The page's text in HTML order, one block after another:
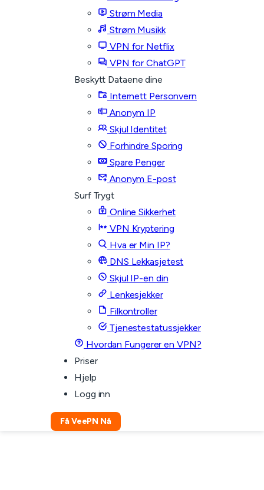
Strøm Media
Strøm Musikk
VPN for Netflix
VPN for ChatGPT
Beskytt Dataene dine
Internett Personvern
Anonym IP
Skjul Identitet
Forhindre Sporing
Spare Penger
Anonym E-post
Surf Trygt
Online Sikkerhet
VPN Kryptering
Hva er Min IP?
DNS Lekkasjetest
Skjul IP-en din
Lenkesjekker
Filkontroller
Tjenestestatussjekker
Hvordan Fungerer en VPN?
Priser
Hjelp
Logg inn
Få VeePN Nå